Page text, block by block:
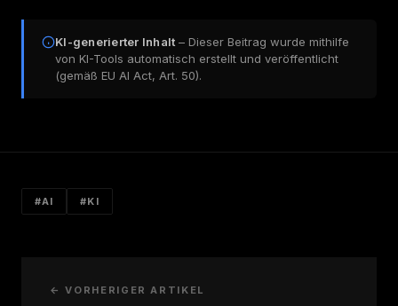
KI-generierter Inhalt – Dieser Beitrag wurde mithilfe
von KI-Tools automatisch erstellt und veröffentlicht
(gemäß EU AI Act, Art. 50).
#AI #KI
← VORHERIGER ARTIKEL